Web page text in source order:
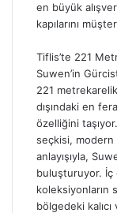
en büyük
kapılarını
Tiflis’te 221
Suwen’in
221 metrekarelik
dışındaki en
özelliğini taşıyor.
seçkisi, modern
anlayışıyla,
buluşturuyor. İç
koleksiyonların
bölgedeki